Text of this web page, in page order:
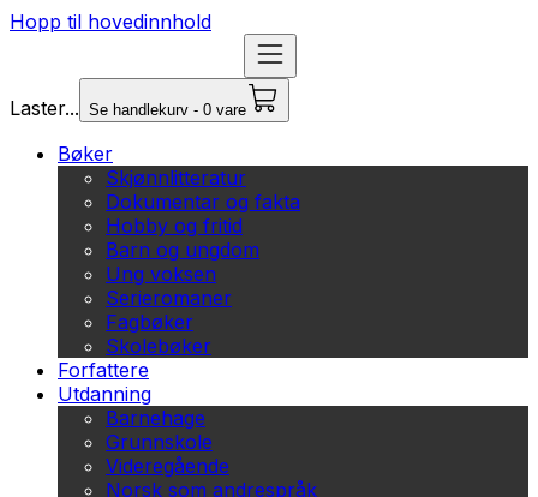
Hopp til hovedinnhold
Laster... Se handlekurv - 0 vare
Bøker
Skjønnlitteratur
Dokumentar og fakta
Hobby og fritid
Barn og ungdom
Ung voksen
Serieromaner
Fagbøker
Skolebøker
Forfattere
Utdanning
Barnehage
Grunnskole
Videregående
Norsk som andrespråk